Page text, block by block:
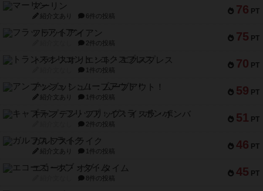
76 PT
マーリン
紹介文あり 6件の投稿
75 PT
フラットアイアン
2件の投稿
70 PT
トランスオリエント・エクスプレス
1件の投稿
59 PT
アンブッシュ！：ムーブアウト！
紹介文あり 1件の投稿
51 PT
キャプテン・フリップ：イスラ・ボンバ
2件の投稿
46 PT
ガルフストライク
紹介文あり 1件の投稿
45 PT
エコーズ・オブ・タイム
8件の投稿